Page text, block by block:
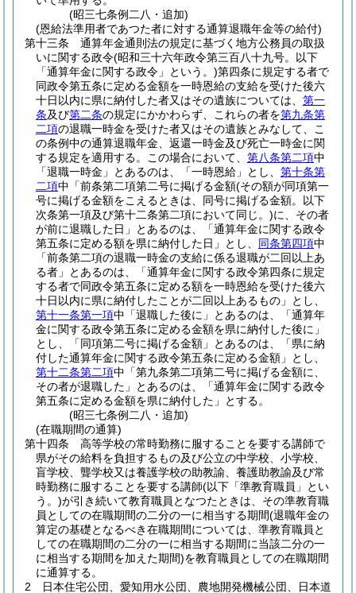
(昭三七条例二八・追加)
(恩給法準用者であつた者に対する通算退職年金等の給付)
第十三条
通算年金通則法の規定に基づく地方公務員の取扱
いに関する政令(昭和三十六年政令第三百八十九号。以下
「通算年金に関する政令」という。)第四条に規定する者で
同政令第五条に定める金額を一時恩給の支給を受けた後六
十日以内に県に納付した者又はその遺族については、 第一
条及び第二条の規定にかかわらず、これらの者を第九条第
二項の退職一時金を受けた者又はその遺族とみなして、こ
の条例中の通算退職年金、返還一時金及び死亡一時金に関
する規定を適用する。
この場合において、 第八条第二項中
「退職一時金」とあるのは、「一時恩給」とし、 第十条第
二項中「前条第二項第二号に掲げる金額(その額が同項第一
号に掲げる金額をこえるときは、同号に掲げる金額。以下
次条第一項及び第十二条第二項において同じ。)に、その者
が前に退職した日」とあるのは、「通算年金に関する政令
第五条に定める額を県に納付した日」とし、 同条第四項中
「前条第二項の退職一時金の支給に係る退職が二回以上あ
る者」とあるのは、「通算年金に関する政令第四条に規定
する者で同政令第五条に定める額を一時恩給を受けた後六
十日以内に県に納付したことが二回以上あるもの」とし、
第十一条第一項中「退職した後に」とあるのは、「通算年
金に関する政令第五条に定める金額を県に納付した後に」
とし、「同項第二号に掲げる金額」とあるのは、「県に納
付した通算年金に関する政令第五条に定める金額」とし、
第十二条第二項中「第九条第二項第二号に掲げる金額に、
その者が退職した」とあるのは、「通算年金に関する政令
第五条に定める金額を県に納付した」とする。
(昭三七条例二八・追加)
(在職期間の通算)
第十四条
高等学校の常時勤務に服することを要する講師で
県がその給料を負担するもの及び公立の中学校、小学校、
盲学校、聾学校又は養護学校の助教諭、養護助教諭及び常
時勤務に服することを要する講師(以下「準教育職員」とい
う。)が引き続いて教育職員となつたときは、その準教育職
員としての在職期間の二分の一に相当する期間(退職年金の
算定の基礎となるべき在職期間については、準教育職員と
しての在職期間の二分の一に相当する期間に当該二分の一
に相当する期間を加えた期間)を教育職員としての在職期間
に通算する。
2
日本住宅公団、愛知用水公団、農地開発機械公団、日本道